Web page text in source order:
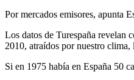
Por mercados emisores, apunta
Los datos de Turespaña revelan
2010, atraídos por nuestro
Si en 1975 había en España 50